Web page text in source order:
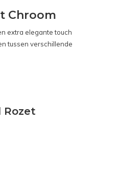
Chroom
extra elegante touch
tussen verschillende
Rozet